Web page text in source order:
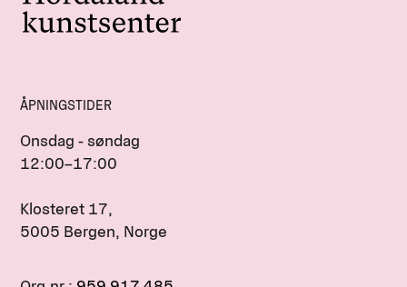
ÅPNINGSTIDER
Onsdag - søndag
12:00–17:00
Klosteret 17,
5005 Bergen, Norge